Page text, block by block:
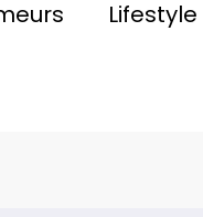
Lifestyle